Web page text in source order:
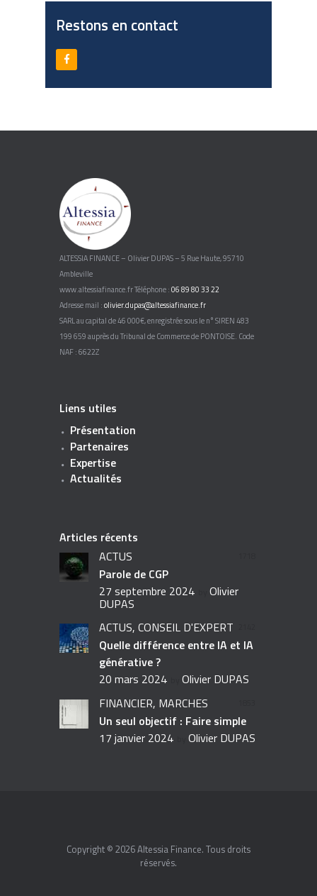
Restons en contact
ALTESSIA FINANCE – Olivier DUPAS – 5 Rue Haute, 95710
Ambleville
www.altessiafinance.fr Téléphone :06 89 80 33 22
Adresse mail :olivier.dupas@altessiafinance.fr
SARL au capital de 46 000€, enregistrée sous le n° SIREN 483
199 659 auprès du Tribunal de Commerce de PONTOISE. Code
NAF : 6622Z
Liens utiles
Présentation
Partenaires
Expertise
Actualités
Articles récents
ACTUS
Parole de CGP
27 septembre 2024
Olivier
DUPAS
ACTUS, CONSEIL D'EXPERT
Quelle différence entre IA et IA
générative ?
20 mars 2024
Olivier DUPAS
FINANCIER, MARCHÉS
Un seul objectif : Faire simple
17 janvier 2024
Olivier DUPAS
Copyright © 2026 Altessia Finance. Tous droits
réservés.